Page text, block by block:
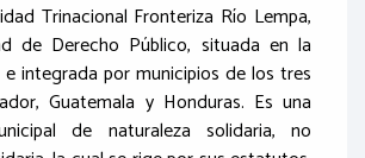
Trinacional Fronteriza Río Lempa,
de Derecho Público, situada en la
integrada por municipios de los tres
Guatemala y Honduras. Es una
de naturaleza solidaria, no